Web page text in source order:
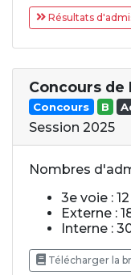
Résultats
Concours de
Concours B
Session 2025
Nombres
3e voie : 12
Externe :
Interne :
Télécharger la